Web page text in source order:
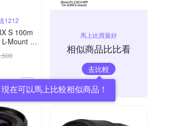
1212
S 100m
Mount 微
馬上比買最好
相似商品比比看
去比較
現在可以馬上比較相似商品！